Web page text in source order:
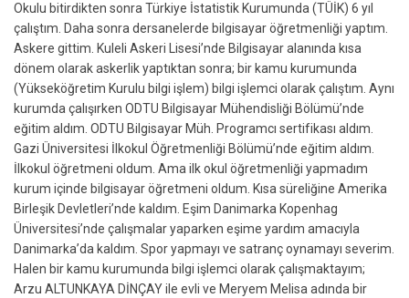
Okulu bitirdikten sonra Türkiye İstatistik Kurumunda (TÜİK) 6 yıl
çalıştım. Daha sonra dersanelerde bilgisayar öğretmenliği yaptım.
Askere gittim. Kuleli Askeri Lisesi’nde Bilgisayar alanında kısa
dönem olarak askerlik yaptıktan sonra; bir kamu kurumunda
(Yükseköğretim Kurulu bilgi işlem) bilgi işlemci olarak çalıştım. Aynı
kurumda çalışırken ODTU Bilgisayar Mühendisliği Bölümü’nde
eğitim aldım. ODTU Bilgisayar Müh. Programcı sertifikası aldım.
Gazi Üniversitesi İlkokul Öğretmenliği Bölümü’nde eğitim aldım.
İlkokul öğretmeni oldum. Ama ilk okul öğretmenliği yapmadım
kurum içinde bilgisayar öğretmeni oldum. Kısa süreliğine Amerika
Birleşik Devletleri’nde kaldım. Eşim Danimarka Kopenhag
Üniversitesi’nde çalışmalar yaparken eşime yardım amacıyla
Danimarka’da kaldım. Spor yapmayı ve satranç oynamayı severim.
Halen bir kamu kurumunda bilgi işlemci olarak çalışmaktayım;
Arzu ALTUNKAYA DİNÇAY ile evli ve Meryem Melisa adında bir